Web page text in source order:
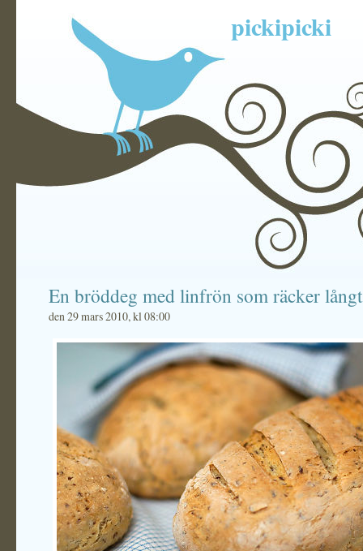
pickipicki
En bröddeg med linfrön som räcker långt
den 29 mars 2010, kl 08:00